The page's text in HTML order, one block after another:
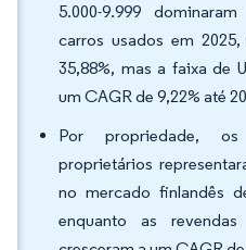
5.000-9.999
carros usados em
35,88%, mas a faixa de
um CAGR de 9,22% até
Por propriedade,
proprietários
no mercado finlandês
enquanto as